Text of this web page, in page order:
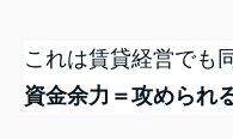
これは賃貸経営でも
資金余力＝攻められ